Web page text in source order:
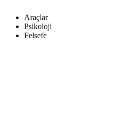
Araçlar
Psikoloji
Felsefe